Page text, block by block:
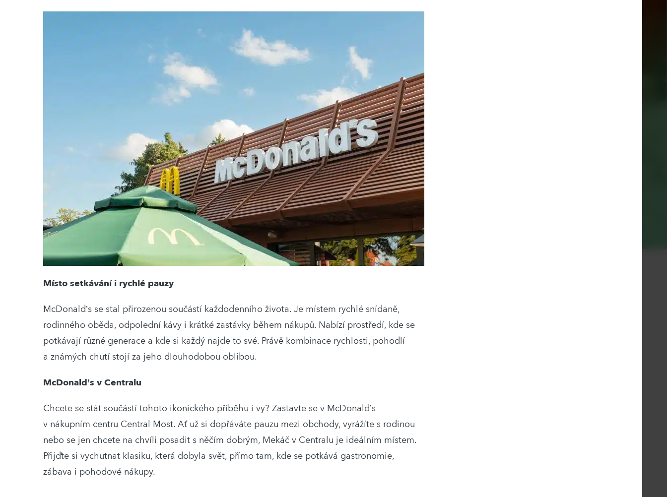
Místo setkávání i rychlé pauzy
McDonald’s se stal přirozenou součástí každodenního života. Je místem rychlé snídaně,
rodinného oběda, odpolední kávy i krátké zastávky během nákupů. Nabízí prostředí, kde se
potkávají různé generace a kde si každý najde to své. Právě kombinace rychlosti, pohodlí
a známých chutí stojí za jeho dlouhodobou oblibou.
McDonald’s v Centralu
Chcete se stát součástí tohoto ikonického příběhu i vy? Zastavte se v McDonald’s
v nákupním centru Central Most. Ať už si dopřáváte pauzu mezi obchody, vyrážíte s rodinou
nebo se jen chcete na chvíli posadit s něčím dobrým, Mekáč v Centralu je ideálním místem.
Přijďte si vychutnat klasiku, která dobyla svět, přímo tam, kde se potkává gastronomie,
zábava i pohodové nákupy.